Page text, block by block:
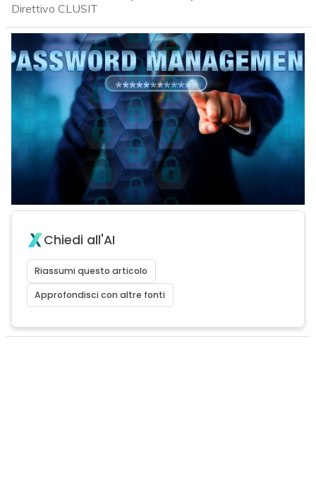
Direttivo CLUSIT
Chiedi all'AI
Riassumi questo articolo
Approfondisci con altre fonti